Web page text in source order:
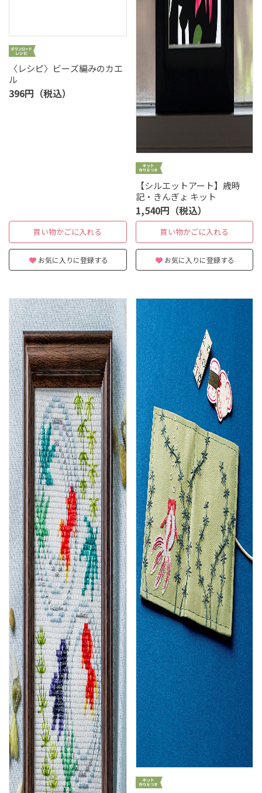
〈レシピ〉ビーズ編みのカエ
ル
396円（税込）
買い物かごに入れる
お気に入りに登録する
【シルエットアート】歳時
記・きんぎょ キット
1,540円（税込）
買い物かごに入れる
お気に入りに登録する